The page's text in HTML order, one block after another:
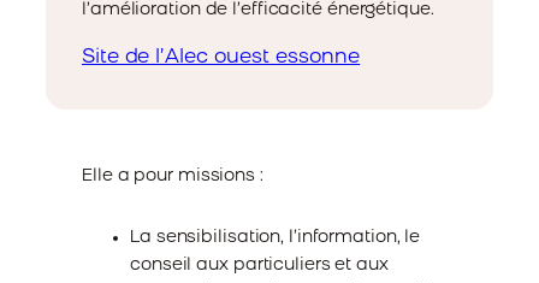
l’amélioration de l’efficacité énergétique.
Site de l’Alec ouest essonne
Elle a pour missions :
La sensibilisation, l’information, le
conseil aux particuliers et aux